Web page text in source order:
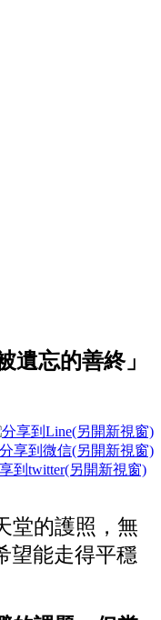
遺忘的善終」
堂的護照，無
望能走得平穩